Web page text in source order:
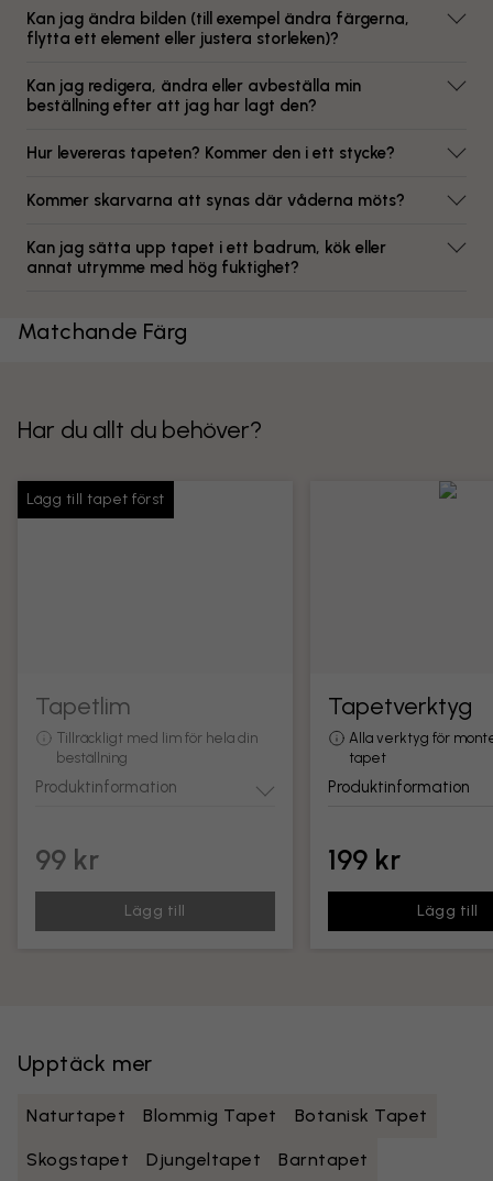
Kan jag ändra bilden (till exempel ändra färgerna,
flytta ett element eller justera storleken)?
Kan jag redigera, ändra eller avbeställa min
beställning efter att jag har lagt den?
Hur levereras tapeten? Kommer den i ett stycke?
Kommer skarvarna att synas där våderna möts?
Kan jag sätta upp tapet i ett badrum, kök eller
annat utrymme med hög fuktighet?
Matchande Färg
Har du allt du behöver?
Lägg till tapet först
Tapetlim
Tillräckligt med lim för hela din
beställning
Produktinformation
99 kr
Lägg till
Tapetverktyg
Alla verktyg för
tapet
Produktinformation
199 kr
Lägg till
Upptäck mer
Naturtapet Blommig Tapet Botanisk Tapet
Skogstapet Djungeltapet Barntapet